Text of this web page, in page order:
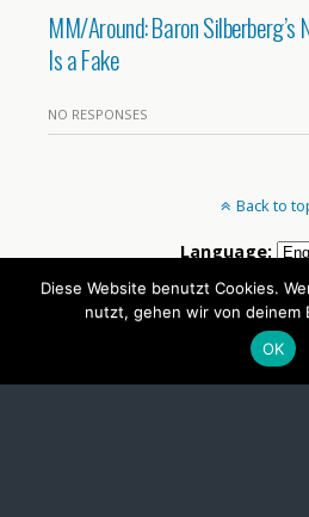
MM/Around: Baron Silberberg’s
Is a Fake
NO RESPONSES
Back to
Language:
Mobile
Diese Website benutzt Cookies.
nutzt, gehen wir von deinem
OK